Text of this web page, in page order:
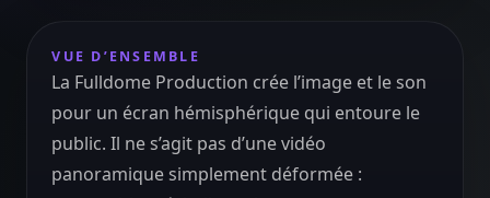
VUE D’ENSEMBLE
La Fulldome Production crée l’image et le son
pour un écran hémisphérique qui entoure le
public. Il ne s’agit pas d’une vidéo
panoramique simplement déformée :